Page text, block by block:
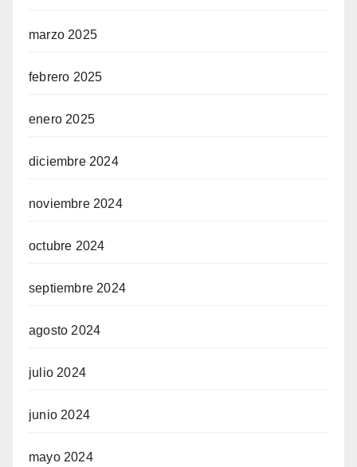
marzo 2025
febrero 2025
enero 2025
diciembre 2024
noviembre 2024
octubre 2024
septiembre 2024
agosto 2024
julio 2024
junio 2024
mayo 2024